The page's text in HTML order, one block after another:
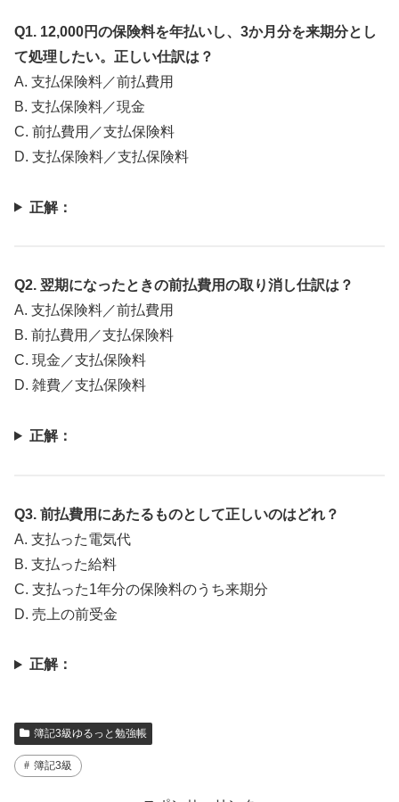
Q1. 12,000円の保険料を年払いし、3か月分を来期分とし
て処理したい。正しい仕訳は？
A. 支払保険料／前払費用
B. 支払保険料／現金
C. 前払費用／支払保険料
D. 支払保険料／支払保険料
正解：
Q2. 翌期になったときの前払費用の取り消し仕訳は？
A. 支払保険料／前払費用
B. 前払費用／支払保険料
C. 現金／支払保険料
D. 雑費／支払保険料
正解：
Q3. 前払費用にあたるものとして正しいのはどれ？
A. 支払った電気代
B. 支払った給料
C. 支払った1年分の保険料のうち来期分
D. 売上の前受金
正解：
簿記3級ゆるっと勉強帳
簿記3級